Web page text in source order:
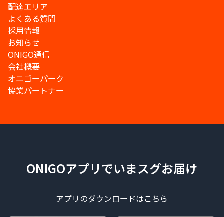
配達エリア
よくある質問
採用情報
お知らせ
ONIGO通信
会社概要
オニゴーパーク
協業パートナー
ONIGOアプリでいまスグお届け
アプリのダウンロードはこちら